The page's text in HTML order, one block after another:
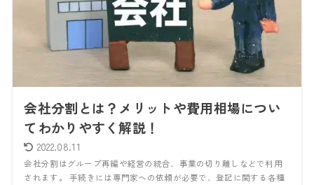
会社分割とは？メリットや費用相場につい
てわかりやすく解説！
2022.08.11
会社分割はグループ再編や経営の統合、事業の切り離しなどで利用
されます。 手続きには専門家への依頼が必要で、登記に関する各種